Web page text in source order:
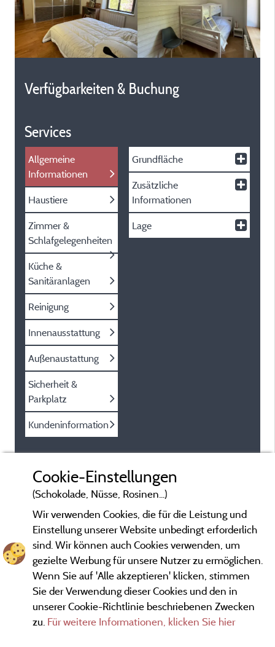
Verfügbarkeiten & Buchung
Services
Allgemeine
Informationen
Haustiere
Zimmer &
Schlafgelegenheiten
Küche &
Sanitäranlagen
Reinigung
Innenausstattung
Außenaustattung
Sicherheit &
Parkplatz
Kundeninformation
Grundfläche
Zusätzliche
Informationen
Lage
Gesetzliche Bedingungen
Cookie-Einstellungen
(Schokolade, Nüsse, Rosinen...)
Wir verwenden Cookies, die für die Leistung und
Einstellung unserer Website unbedingt erforderlich
sind. Wir können auch Cookies verwenden, um
gezielte Werbung für unsere Nutzer zu ermöglichen.
Wenn Sie auf 'Alle akzeptieren' klicken, stimmen
Sie der Verwendung dieser Cookies und den in
unserer Cookie-Richtlinie beschriebenen Zwecken
zu. Für weitere Informationen, klicken Sie hier